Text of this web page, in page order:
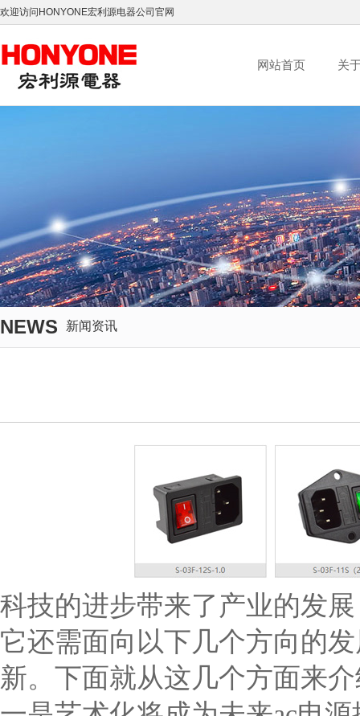
欢迎访问HONYONE宏利源电器公司官网
网站首页 关
NEWS 新闻资讯
科技的进步带来了产业的发
它还需面向以下几个方向的
新。下面就从这几个方面来